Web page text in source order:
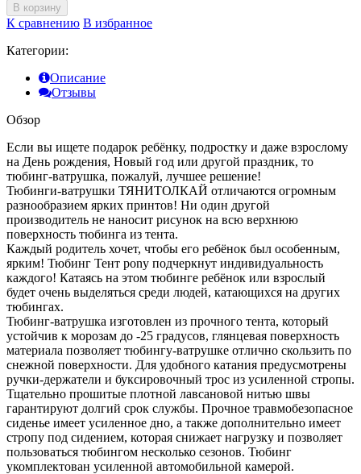
В корзину
К сравнению В избранное
Категории:
Описание
Отзывы
Обзор
Если вы ищете подарок ребёнку, подростку и даже взрослому
на День рождения, Новый год или другой праздник, то
тюбинг-ватрушка, пожалуй, лучшее решение!
Тюбинги-ватрушки ТЯНИТОЛКАЙ отличаются огромным
разнообразием ярких принтов! Ни один другой
производитель не наносит рисунок на всю верхнюю
поверхность тюбинга из тента.
Каждый родитель хочет, чтобы его ребёнок был особенным,
ярким! Тюбинг Тент pony подчеркнут индивидуальность
каждого! Катаясь на этом тюбинге ребёнок или взрослый
будет очень выделяться среди людей, катающихся на других
тюбингах.
Тюбинг-ватрушка изготовлен из прочного тента, который
устойчив к морозам до -25 градусов, глянцевая поверхность
материала позволяет тюбингу-ватрушке отлично скользить по
снежной поверхности. Для удобного катания предусмотрены
ручки-держатели и буксировочный трос из усиленной стропы.
Тщательно прошитые плотной лавсановой нитью швы
гарантируют долгий срок службы. Прочное травмобезопасное
сиденье имеет усиленное дно, а также дополнительно имеет
стропу под сидением, которая снижает нагрузку и позволяет
пользоваться тюбингом несколько сезонов. Тюбинг
укомплектован усиленной автомобильной камерой.